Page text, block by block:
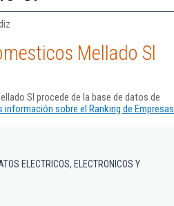
Mellado Sl
Sl procede de la base de datos de
información sobre el Ranking de Empresas.
ELECTRICOS, ELECTRONICOS Y